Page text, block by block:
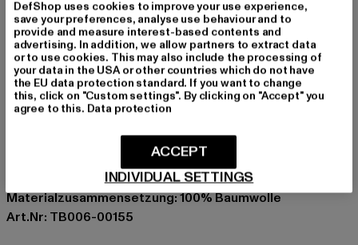
bequeme Passform
Anlass: Alltag, Bequem, Chillen, Freizeit, Basic
Ausschnitt: Rundhals
Ärmelart: Kurzarm
Schnitt: Locker
Marke: Urban Classics
Hersteller Farbe: navy
Materialzusammensetzung: 100% Baumwolle
Art.Nr: TB006-00155
DefShop uses cookies to improve your use experience,
save your preferences, analyse use behaviour and to
provide and measure interest-based contents and
advertising. In addition, we allow partners to extract data
or to use cookies. This may also include the processing of
your data in the USA or other countries which do not have
the EU data protection standard. If you want to change
this, click on "Custom settings". By clicking on "Accept" you
agree to this. Data protection
INDIVIDUAL SETTINGS
ACCEPT